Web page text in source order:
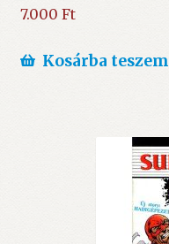
7.000 Ft
Kosárba teszem